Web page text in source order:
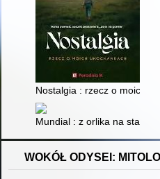
Nostalgia : rzecz o moich
Mundial : z orlika na
WOKÓŁ ODYSEI: